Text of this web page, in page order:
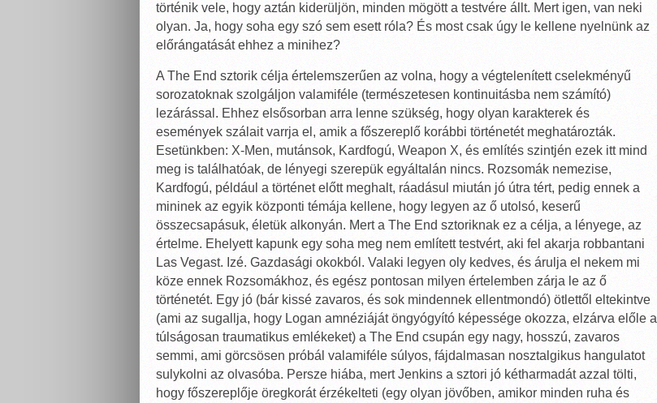
történik vele, hogy aztán kiderüljön, minden mögött a testvére állt. Mert igen, van neki
olyan. Ja, hogy soha egy szó sem esett róla? És most csak úgy le kellene nyelnünk az
előrángatását ehhez a minihez?
A The End sztorik célja értelemszerűen az volna, hogy a végtelenített cselekményű
sorozatoknak szolgáljon valamiféle (természetesen kontinuitásba nem számító)
lezárással. Ehhez elsősorban arra lenne szükség, hogy olyan karakterek és
események szálait varrja el, amik a főszereplő korábbi történetét meghatározták.
Esetünkben: X-Men, mutánsok, Kardfogú, Weapon X, és említés szintjén ezek itt mind
meg is találhatóak, de lényegi szerepük egyáltalán nincs. Rozsomák nemezise,
Kardfogú, például a történet előtt meghalt, ráadásul miután jó útra tért, pedig ennek a
mininek az egyik központi témája kellene, hogy legyen az ő utolsó, keserű
összecsapásuk, életük alkonyán. Mert a The End sztoriknak ez a célja, a lényege, az
értelme. Ehelyett kapunk egy soha meg nem említett testvért, aki fel akarja robbantani
Las Vegast. Izé. Gazdasági okokból. Valaki legyen oly kedves, és árulja el nekem mi
köze ennek Rozsomákhoz, és egész pontosan milyen értelemben zárja le az ő
történetét. Egy jó (bár kissé zavaros, és sok mindennek ellentmondó) ötlettől eltekintve
(ami az sugallja, hogy Logan amnéziáját öngyógyító képessége okozza, elzárva előle a
túlságosan traumatikus emlékeket) a The End csupán egy nagy, hosszú, zavaros
semmi, ami görcsösen próbál valamiféle súlyos, fájdalmasan nosztalgikus hangulatot
sulykolni az olvasóba. Persze hiába, mert Jenkins a sztori jó kétharmadát azzal tölti,
hogy főszereplője öregkorát érzékelteti (egy olyan jövőben, amikor minden ruha és